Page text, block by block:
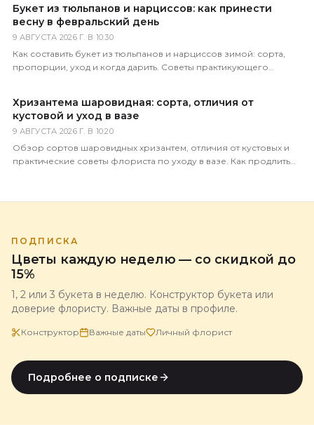
Букет из тюльпанов и нарциссов: как принести
весну в февральский день
9 АВГУСТА 2026 Г. В 10:30
Как составить букет из тюльпанов и нарциссов зимой: сорта,
пропорции, уход и когда дарить. Советы практикующего
Хризантема шаровидная: сорта, отличия от
кустовой и уход в вазе
9 АВГУСТА 2026 Г. В 10:20
Обзор сортов шаровидных хризантем, отличия от кустовых и
практические советы флориста по уходу в вазе. Как продлить
ПОДПИСКА
Цветы каждую неделю — со скидкой до
15%
1, 2 или 3 букета в неделю. Конструктор букета или
доверие флористу. Важные даты в профиле.
Конструктор Важные даты Личный флорист
Подробнее о подписке